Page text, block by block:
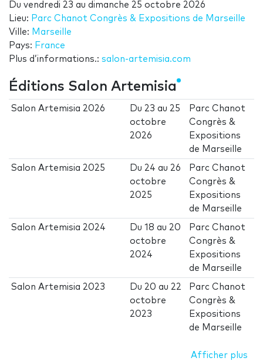
Du vendredi 23 au dimanche 25 octobre 2026
Lieu: Parc Chanot Congrès & Expositions de Marseille
Ville: Marseille
Pays: France
Plus d’informations.: salon-artemisia.com
Éditions Salon Artemisia
Salon Artemisia 2026 Du 23 au 25
octobre
2026
Parc Chanot
Congrès &
Expositions
de Marseille
Salon Artemisia 2025 Du 24 au 26
octobre
2025
Parc Chanot
Congrès &
Expositions
de Marseille
Salon Artemisia 2024 Du18 au 20
octobre
2024
Parc Chanot
Congrès &
Expositions
de Marseille
Salon Artemisia 2023 Du 20 au 22
octobre
2023
Parc Chanot
Congrès &
Expositions
de Marseille
Afficher plus